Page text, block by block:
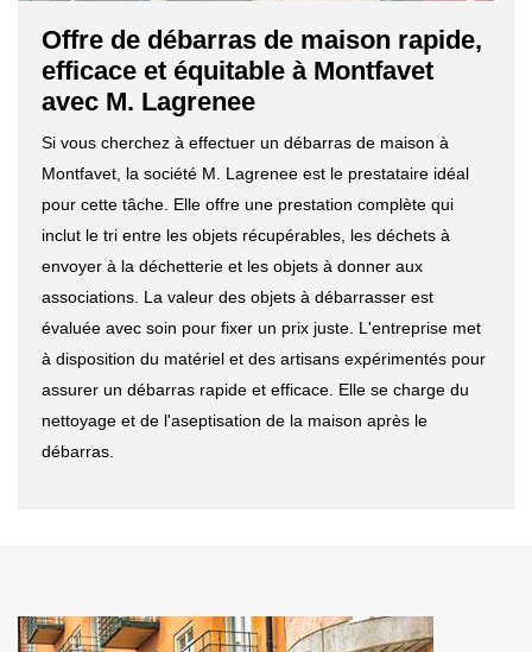
Offre de débarras de maison rapide,
efficace et équitable à Montfavet
avec M. Lagrenee
Si vous cherchez à effectuer un débarras de maison à
Montfavet, la société M. Lagrenee est le prestataire idéal
pour cette tâche. Elle offre une prestation complète qui
inclut le tri entre les objets récupérables, les déchets à
envoyer à la déchetterie et les objets à donner aux
associations. La valeur des objets à débarrasser est
évaluée avec soin pour fixer un prix juste. L'entreprise met
à disposition du matériel et des artisans expérimentés pour
assurer un débarras rapide et efficace. Elle se charge du
nettoyage et de l'aseptisation de la maison après le
débarras.